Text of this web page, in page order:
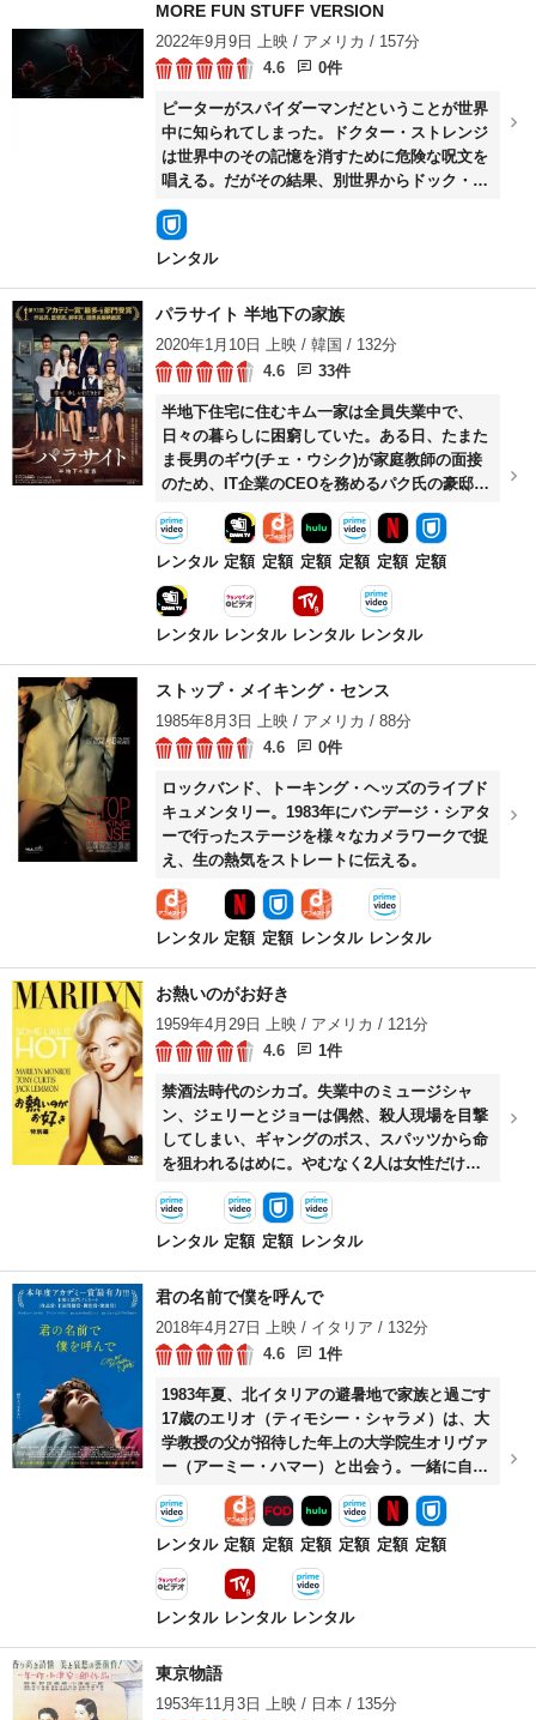
MORE FUN STUFF VERSION
2022年9月9日 上映 / アメリカ / 157分
4.6
0件
ピーターがスパイダーマンだということが世界
中に知られてしまった。ドクター・ストレンジ
は世界中のその記憶を消すために危険な呪文を
唱える。だがその結果、別世界からドック・オ
ク、グリーン・ゴブリン、エレクトロといった
強敵たちを呼び寄せてしまう。
レンタル
パラサイト 半地下の家族
2020年1月10日 上映 / 韓国 / 132分
4.6
33件
半地下住宅に住むキム一家は全員失業中で、
日々の暮らしに困窮していた。ある日、たまた
ま長男のギウ(チェ・ウシク)が家庭教師の面接
のため、IT企業のCEOを務めるパク氏の豪邸を
訪ね、兄に続いて妹のギジョン(パク・ソダム)
もその家に足を踏み入れる。
レンタル 定額 定額 定額 定額 定額 定額
レンタル レンタル レンタル レンタル
ストップ・メイキング・センス
1985年8月3日 上映 / アメリカ / 88分
4.6
0件
ロックバンド、トーキング・ヘッズのライブド
キュメンタリー。1983年にバンデージ・シアタ
ーで行ったステージを様々なカメラワークで捉
え、生の熱気をストレートに伝える。
レンタル 定額 定額 レンタル レンタル
お熱いのがお好き
1959年4月29日 上映 / アメリカ / 121分
4.6
1件
禁酒法時代のシカゴ。失業中のミュージシャ
ン、ジェリーとジョーは偶然、殺人現場を目撃
してしまい、ギャングのボス、スパッツから命
を狙われるはめに。やむなく2人は女性だけの
楽団に女装してもぐりこみ、寝台列車でマイア
ミに向かう。魅力的なウクレレ奏者シュガーに
すっかり惚れ込んだ彼らだが、ジョーは、マイ
ら求愛を受けてしまう。
レンタル 定額 定額 レンタル
君の名前で僕を呼んで
2018年4月27日 上映 / イタリア / 132分
4.6
1件
1983年夏、北イタリアの避暑地で家族と過ごす
17歳のエリオ（ティモシー・シャラメ）は、大
学教授の父が招待した年上の大学院生オリヴァ
ー（アーミー・ハマー）と出会う。一緒に自転
車で散策したり泳いだり、読書したり音楽を聴
いたりするうちに、エリオはオリヴァーに恋心
を抱く。やがてその思いは通じるが、夏の終わ
日が近くなり……。
レンタル 定額 定額 定額 定額 定額 定額
レンタル レンタル レンタル
東京物語
1953年11月3日 上映 / 日本 / 135分